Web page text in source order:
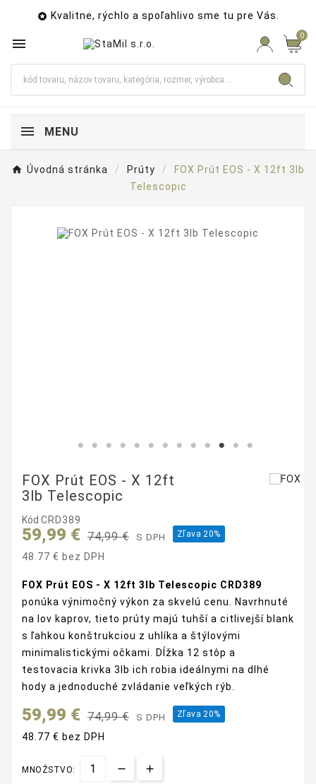
 Kvalitne, rýchlo a spoľahlivo sme tu pre Vás.
 0
MENU
Úvodná stránka Prúty
FOX Prút EOS - X 12ft 3lb
Telescopic
FOX Prút EOS - X 12ft
3lb Telescopic
Kód CRD389
59,99 € 74,99 € S DPH Zľava 20%
48.77 € bez DPH
FOX Prút EOS - X 12ft 3lb Telescopic CRD389
ponúka výnimočný výkon za skvelú cenu. Navrhnuté
na lov kaprov, tieto prúty majú tuhší a citlivejší blank
s ľahkou konštrukciou z uhlíka a štýlovými
minimalistickými očkami. Dĺžka 12 stôp a
testovacia krivka 3lb ich robia ideálnymi na dlhé
hody a jednoduché zvládanie veľkých rýb.
59,99 € 74,99 € S DPH Zľava 20%
48.77 € bez DPH
MNOŽSTVO: